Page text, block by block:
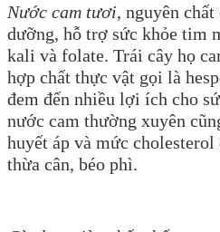
Nước cam tươi, nguyên
dưỡng, hỗ trợ sức khỏe tim
kali và folate. Trái cây họ
hợp chất thực vật gọi là
đem đến nhiều lợi ích cho
nước cam thường xuyên
huyết áp và mức
thừa cân, béo phì.